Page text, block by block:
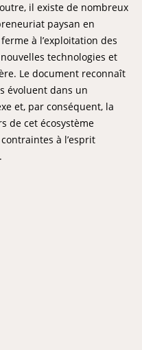
il existe de nombreux
paysan en
à l’exploitation des
technologies et
Le document reconnaît
évoluent dans un
et, par conséquent, la
de cet écosystème
à l’esprit